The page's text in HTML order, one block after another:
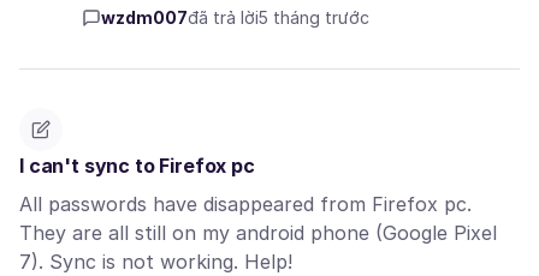
wzdm007đã trả lời5 tháng trước
I can't sync to Firefox pc
All passwords have disappeared from Firefox pc.
They are all still on my android phone (Google Pixel
7). Sync is not working. Help!